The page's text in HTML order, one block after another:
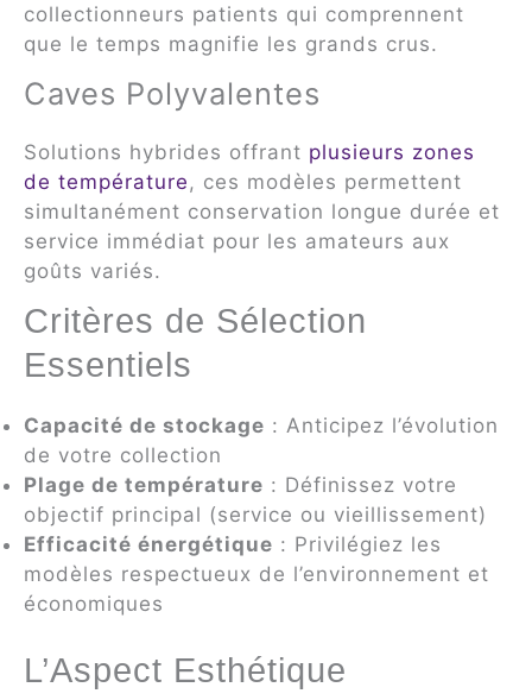
collectionneurs patients qui comprennent
que le temps magnifie les grands crus.
Caves Polyvalentes
Solutions hybrides offrant plusieurs zones
de température , ces modèles permettent
simultanément conservation longue durée et
service immédiat pour les amateurs aux
goûts variés.
Critères de Sélection
Essentiels
Capacité de stockage : Anticipez l’évolution
de votre collection
Plage de température : Définissez votre
objectif principal (service ou vieillissement)
Efficacité énergétique : Privilégiez les
modèles respectueux de l’environnement et
économiques
L’Aspect Esthétique